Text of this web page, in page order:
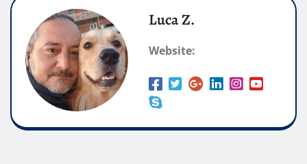
Luca Z.
Website: